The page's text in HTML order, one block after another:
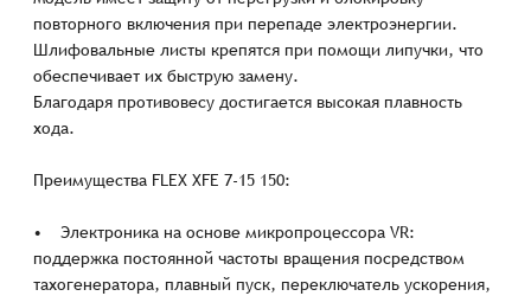
повторного включения при перепаде электроэнергии.
Шлифовальные листы крепятся при помощи липучки, что
обеспечивает их быструю замену.
Благодаря противовесу достигается высокая плавность
хода.
Преимущества FLEX XFE 7-15 150:
• Электроника на основе микропроцессора VR:
поддержка постоянной частоты вращения посредством
тахогенератора, плавный пуск, переключатель ускорения,